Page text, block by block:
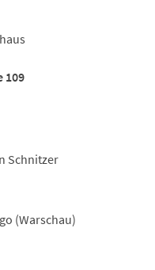
109
Schnitzer
(Warschau)